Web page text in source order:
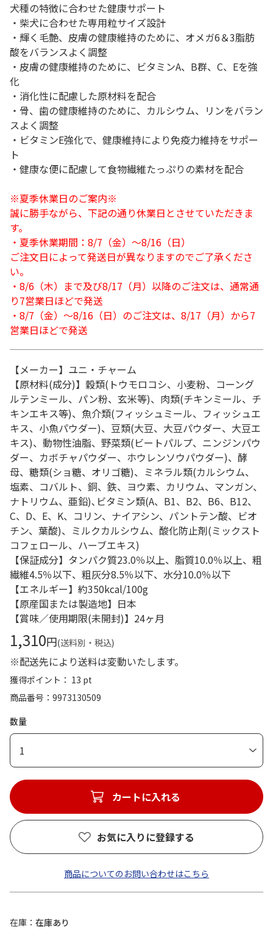
犬種の特徴に合わせた健康サポート
・柴犬に合わせた専用粒サイズ設計
・輝く毛艶、皮膚の健康維持のために、オメガ6＆3脂肪
酸をバランスよく調整
・皮膚の健康維持のために、ビタミンA、B群、C、Eを強
化
・消化性に配慮した原材料を配合
・骨、歯の健康維持のために、カルシウム、リンをバラン
スよく調整
・ビタミンE強化で、健康維持により免疫力維持をサポー
ト
・健康な便に配慮して食物繊維たっぷりの素材を配合
※夏季休業日のご案内※
誠に勝手ながら、下記の通り休業日とさせていただきま
す。
・夏季休業期間：8/7（金）～8/16（日）
ご注文日によって発送日が異なりますのでご了承くださ
い。
・8/6（木）まで及び8/17（月）以降のご注文は、通常通
り7営業日ほどで発送
・8/7（金）～8/16（日）のご注文は、8/17（月）から7
営業日ほどで発送
【メーカー】ユニ・チャーム
【原材料(成分)】穀類(トウモロコシ、小麦粉、コーング
ルテンミール、パン粉、玄米等)、肉類(チキンミール、チ
キンエキス等)、魚介類(フィッシュミール、フィッシュエ
キス、小魚パウダー)、豆類(大豆、大豆パウダー、大豆エ
キス)、動物性油脂、野菜類(ビートパルプ、ニンジンパウ
ダー、カボチャパウダー、ホウレンソウパウダー)、酵
母、糖類(ショ糖、オリゴ糖)、ミネラル類(カルシウム、
塩素、コバルト、銅、鉄、ヨウ素、カリウム、マンガン、
ナトリウム、亜鉛)､ビタミン類(A、B1、B2、B6、B12、
C、D、E、K、コリン、ナイアシン、パントテン酸、ビオ
チン、葉酸)、ミルクカルシウム、酸化防止剤(ミックスト
コフェロール、ハーブエキス)
【保証成分】タンパク質23.0％以上、脂質10.0％以上、粗
繊維4.5％以下、粗灰分8.5％以下、水分10.0％以下
【エネルギー】約350kcal/100g
【原産国または製造地】日本
【賞味／使用期限(未開封)】24ヶ月
1,310円(送料別・税込)
※配送先により送料は変動いたします。
獲得ポイント： 13 pt
商品番号
9973130509
数量
1
カートに入れる
お気に入りに登録する
商品についてのお問い合わせはこちら
在庫 在庫あり